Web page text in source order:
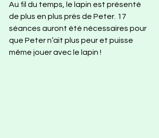
Au fil du temps, le lapin est présenté
de plus en plus près de Peter. 17
séances auront été nécessaires pour
que Peter n’ait plus peur et puisse
même jouer avec le lapin !